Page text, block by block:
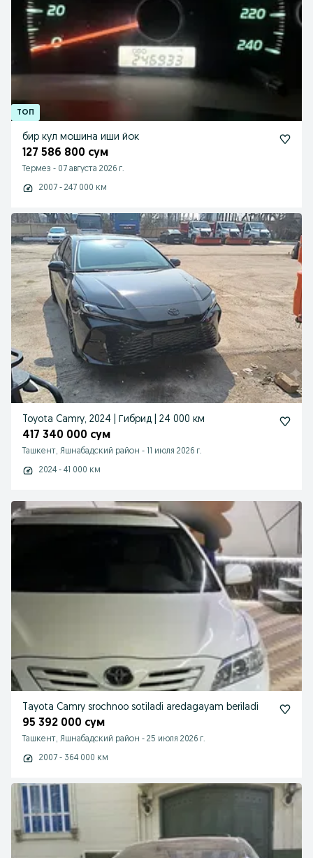
бир кул мошина иши йок
127 586 800 сум
Термез - 07 августа 2026 г.
2007 - 247 000 км
Toyota Camry, 2024 | Гибрид | 24 000 км
417 340 000 сум
Ташкент, Яшнабадский район - 11 июля 2026 г.
2024 - 41 000 км
Tayota Camry srochnoo sotiladi aredagayam beriladi
95 392 000 сум
Ташкент, Яшнабадский район - 25 июля 2026 г.
2007 - 364 000 км